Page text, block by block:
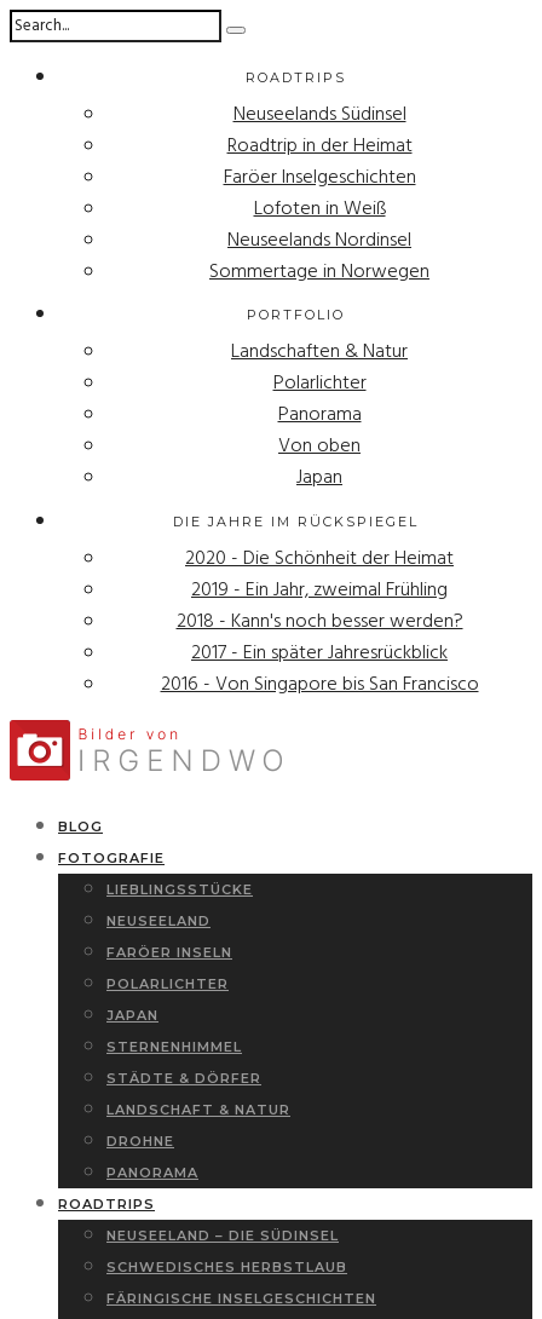
ROADTRIPS
Neuseelands Südinsel
Roadtrip in der Heimat
Faröer Inselgeschichten
Lofoten in Weiß
Neuseelands Nordinsel
Sommertage in Norwegen
PORTFOLIO
Landschaften & Natur
Polarlichter
Panorama
Von oben
Japan
DIE JAHRE IM RÜCKSPIEGEL
2020 - Die Schönheit der Heimat
2019 - Ein Jahr, zweimal Frühling
2018 - Kann's noch besser werden?
2017 - Ein später Jahresrückblick
2016 - Von Singapore bis San Francisco
BLOG
FOTOGRAFIE
LIEBLINGSSTÜCKE
NEUSEELAND
FARÖER INSELN
POLARLICHTER
JAPAN
STERNENHIMMEL
STÄDTE & DÖRFER
LANDSCHAFT & NATUR
DROHNE
PANORAMA
ROADTRIPS
NEUSEELAND – DIE SÜDINSEL
SCHWEDISCHES HERBSTLAUB
FÄRINGISCHE INSELGESCHICHTEN